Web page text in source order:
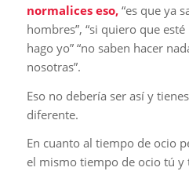
normalices eso,“es que ya
hombres”, “si quiero que
hago yo” “no saben hacer
nosotras”.
Eso no debería ser así y
diferente.
En cuanto al tiempo de ocio
el mismo tiempo de ocio tú y